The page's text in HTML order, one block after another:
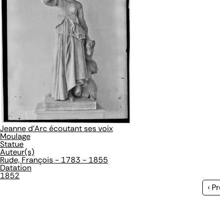
Jeanne d'Arc écoutant ses voix
Moulage
Statue
Auteur(s)
Rude, François - 1783 - 1855
Datation
1852
‹